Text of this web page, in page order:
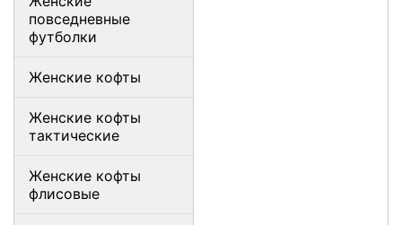
повседневные
футболки
Женские кофты
Женские кофты
тактические
Женские кофты
флисовые